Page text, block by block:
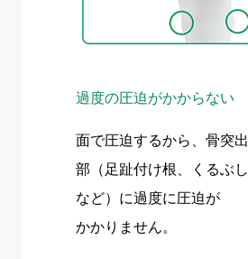
過度の圧迫がかからない
面で圧迫するから、骨突出
部（足趾付け根、くるぶし
など）に過度に圧迫が
かかりません。